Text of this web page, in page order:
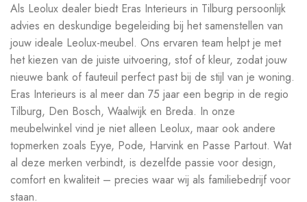
Als Leolux dealer biedt Eras Interieurs in Tilburg persoonlijk
advies en deskundige begeleiding bij het samenstellen van
jouw ideale Leolux-meubel. Ons ervaren team helpt je met
het kiezen van de juiste uitvoering, stof of kleur, zodat jouw
nieuwe bank of fauteuil perfect past bij de stijl van je woning.
Eras Interieurs is al meer dan 75 jaar een begrip in de regio
Tilburg, Den Bosch, Waalwijk en Breda. In onze
meubelwinkel vind je niet alleen Leolux, maar ook andere
topmerken zoals Eyye, Pode, Harvink en Passe Partout. Wat
al deze merken verbindt, is dezelfde passie voor design,
comfort en kwaliteit – precies waar wij als familiebedrijf voor
staan.